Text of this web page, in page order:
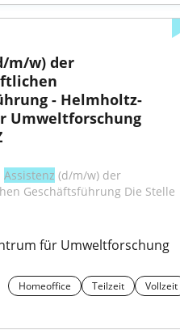
m/w) der
- Helmholtz-
Umweltforschung
Assistenz (d/m/w) der
Geschäftsführung Die Stelle
für Umweltforschung
Homeoffice Teilzeit Vollzeit